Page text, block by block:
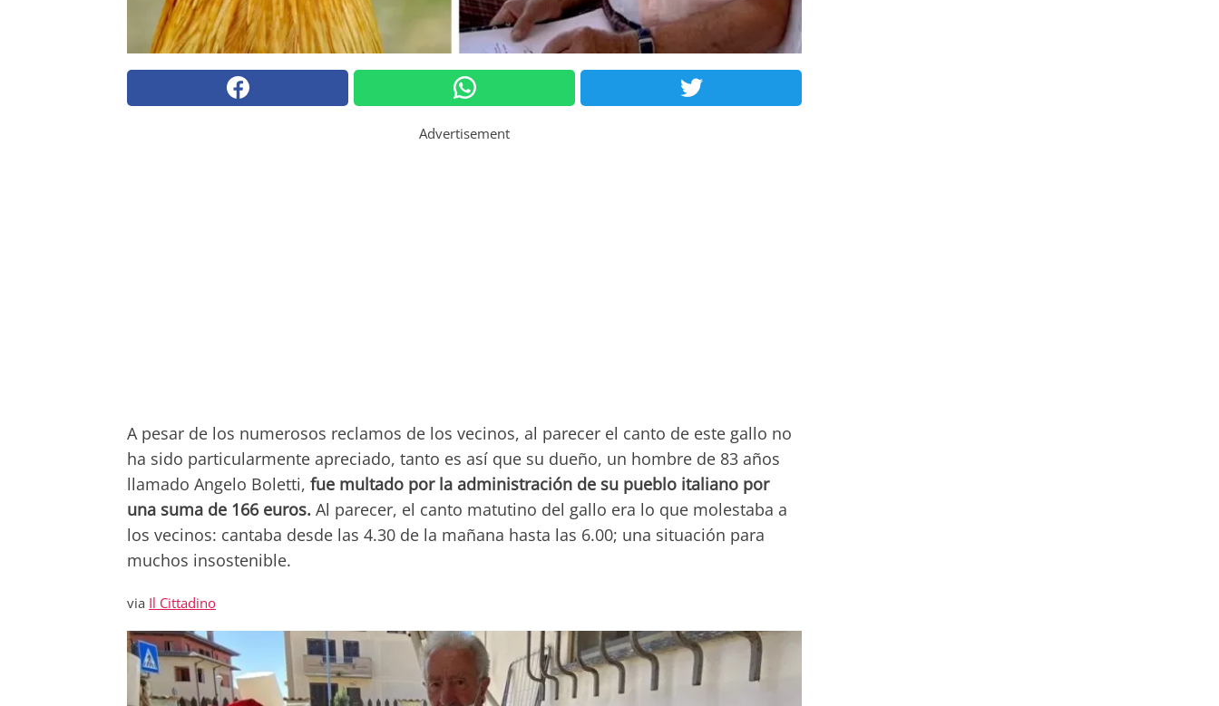
Advertisement
A pesar de los numerosos reclamos de los vecinos, al parecer el canto de este gallo no
ha sido particularmente apreciado, tanto es así que su dueño, un hombre de 83 años
llamado Angelo Boletti, fue multado por la administración de su pueblo italiano por
una suma de 166 euros. Al parecer, el canto matutino del gallo era lo que molestaba a
los vecinos: cantaba desde las 4.30 de la mañana hasta las 6.00; una situación para
muchos insostenible.
via Il Cittadino